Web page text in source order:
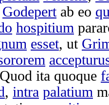
Godepertab eo
hospitium
esset, ut
ita quoque
, intra palatium